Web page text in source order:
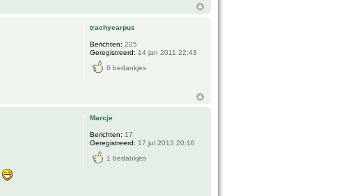
trachycarpus
Berichten: 225
Geregistreerd: 14 jan 2011 22:43
6 bedankjes
Marcje
Berichten: 17
Geregistreerd: 17 jul 2013 20:16
1 bedankjes